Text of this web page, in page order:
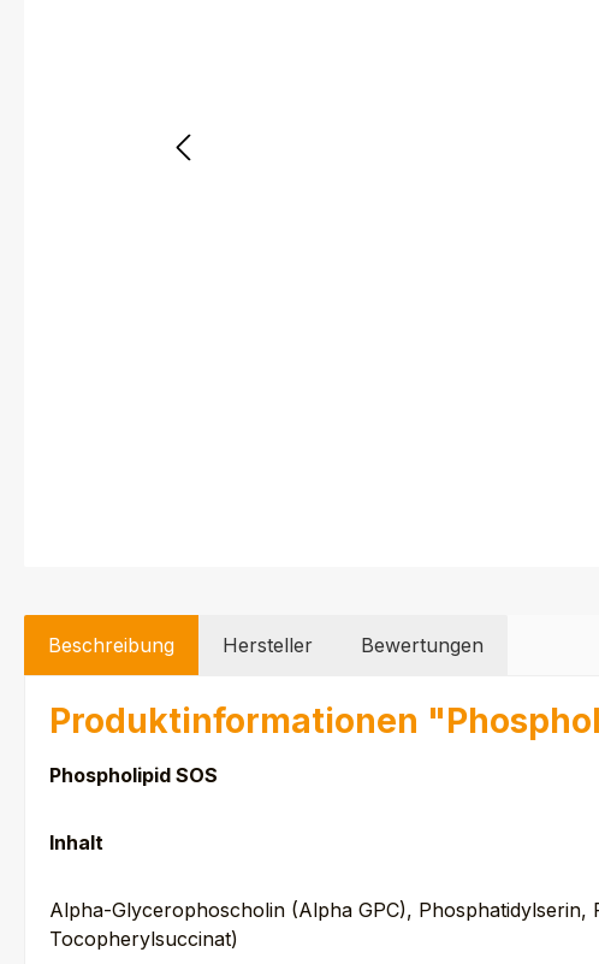
Beschreibung Hersteller Bewertungen
Produktinformationen
Phospholipid SOS
Inhalt
Alpha-Glycerophoscholin (Alpha GPC),
Tocopherylsuccinat)